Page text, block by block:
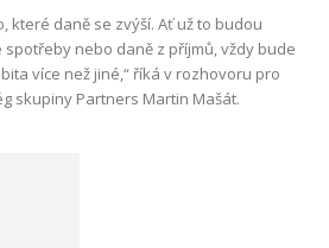
které daně se zvýší. Ať už to budou
nebo daně z příjmů, vždy bude
více než jiné,“ říká v rozhovoru pro
skupiny Partners Martin Mašát.